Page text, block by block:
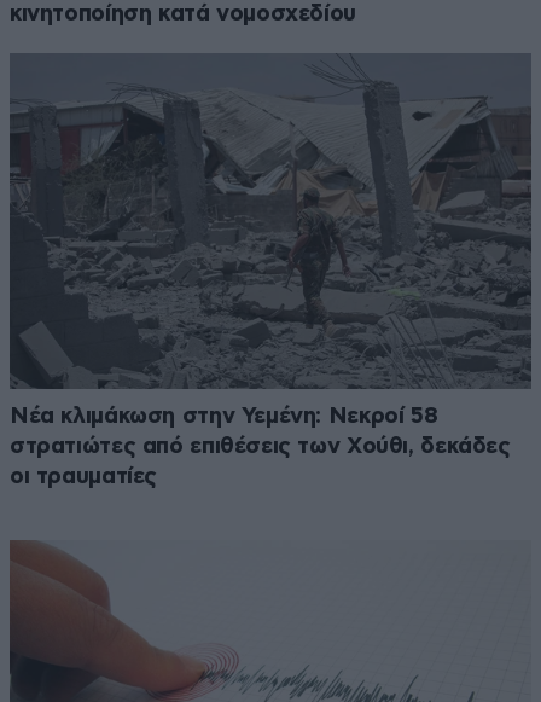
κινητοποίηση κατά νομοσχεδίου
Νέα κλιμάκωση στην Υεμένη: Νεκροί 58
στρατιώτες από επιθέσεις των Χούθι, δεκάδες
οι τραυματίες